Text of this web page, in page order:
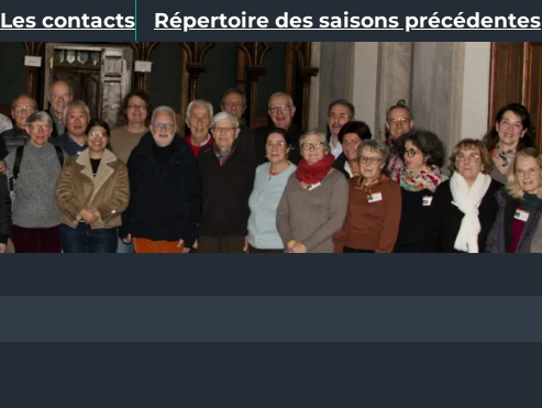
Les contacts Répertoire des saisons précédentes